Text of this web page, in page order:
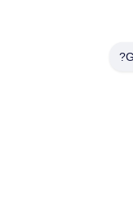
قوانغدونغ الصين